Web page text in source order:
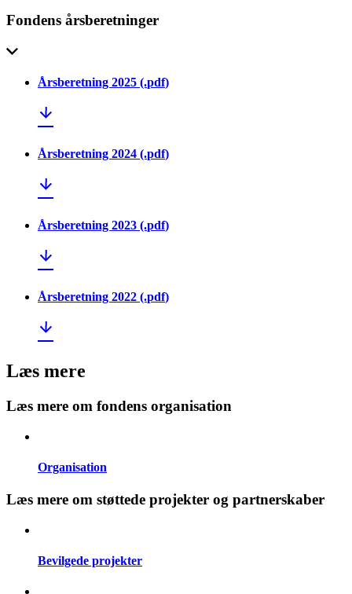
Fondens årsberetninger
Årsberetning 2025 (.pdf)
Årsberetning 2024 (.pdf)
Årsberetning 2023 (.pdf)
Årsberetning 2022 (.pdf)
Læs mere
Læs mere om fondens organisation
Organisation
Læs mere om støttede projekter og partnerskaber
Bevilgede projekter